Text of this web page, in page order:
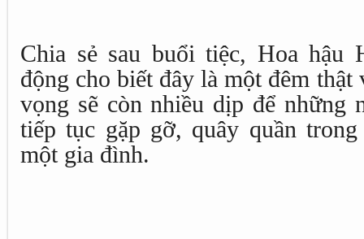
Chia sẻ sau buổi tiệc, Hoa hậu
động cho biết đây là một đêm
vọng sẽ còn nhiều dịp để những
tiếp tục gặp gỡ, quây quần
một gia đình.